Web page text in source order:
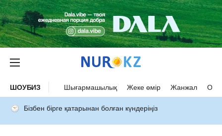
ШОУБИЗ Шығармашылық Жеке өмір Жанжал
Бізбен бірге қатарынан болған күндеріңіз